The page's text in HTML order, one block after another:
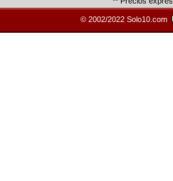
© 2002/2022 Solo10.com